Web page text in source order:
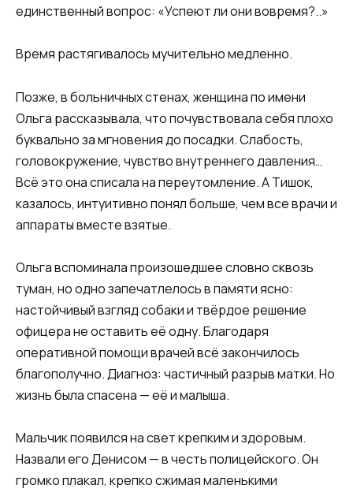
единственный вопрос: «Успеют ли они вовремя?..»
Время растягивалось мучительно медленно.
Позже, в больничных стенах, женщина по имени
Ольга рассказывала, что почувствовала себя плохо
буквально за мгновения до посадки. Слабость,
головокружение, чувство внутреннего давления…
Всё это она списала на переутомление. А Тишок,
казалось, интуитивно понял больше, чем все врачи и
аппараты вместе взятые.
Ольга вспоминала произошедшее словно сквозь
туман, но одно запечатлелось в памяти ясно:
настойчивый взгляд собаки и твёрдое решение
офицера не оставить её одну. Благодаря
оперативной помощи врачей всё закончилось
благополучно. Диагноз: частичный разрыв матки. Но
жизнь была спасена — её и малыша.
Мальчик появился на свет крепким и здоровым.
Назвали его Денисом — в честь полицейского. Он
громко плакал, крепко сжимая маленькими